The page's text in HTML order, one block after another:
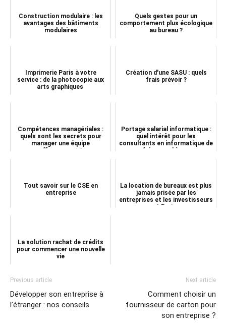
Construction modulaire : les
avantages des bâtiments
modulaires
Quels gestes pour un
comportement plus écologique
au bureau ?
Imprimerie Paris à votre
service : de la photocopie aux
arts graphiques
Création d'une SASU : quels
frais prévoir ?
Compétences managériales :
quels sont les secrets pour
manager une équipe
efficacement ?
Portage salarial informatique :
quel intérêt pour les
consultants en informatique de
faire appel à u...
Tout savoir sur le CSE en
entreprise
La location de bureaux est plus
jamais prisée par les
entreprises et les investisseurs
à Paris
La solution rachat de crédits
pour commencer une nouvelle
vie
Previous article
Développer son entreprise à
l’étranger : nos conseils
Next article
Comment choisir un
fournisseur de carton pour
son entreprise ?